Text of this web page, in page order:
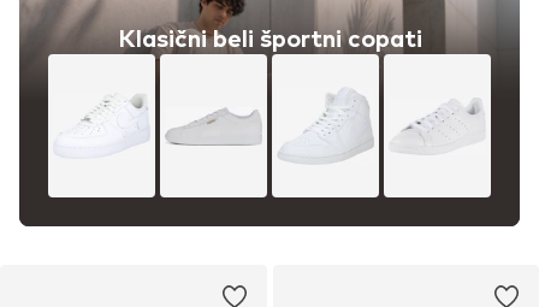
Klasični beli športni copati